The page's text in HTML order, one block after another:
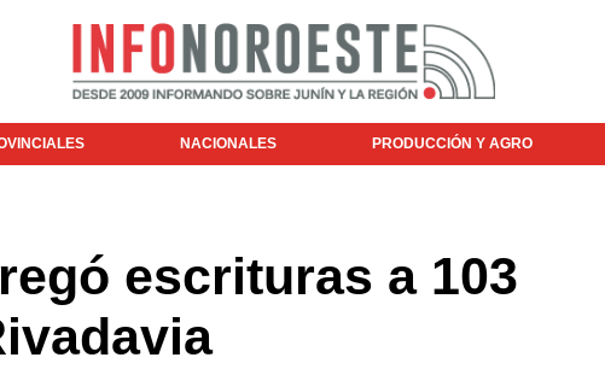
NACIONALES PRODUCCIÓN Y AGRO
escrituras a 103